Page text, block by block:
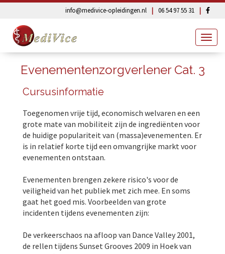
info@medivice-opleidingen.nl | 06 54 97 55 31 |
Evenementenzorgverlener Cat. 3
Cursusinformatie
Toegenomen vrije tijd, economisch welvaren en een
grote mate van mobiliteit zijn de ingrediënten voor
de huidige populariteit van (massa)evenementen. Er
is in relatief korte tijd een omvangrijke markt voor
evenementen ontstaan.
Evenementen brengen zekere risico's voor de
veiligheid van het publiek met zich mee. En soms
gaat het goed mis. Voorbeelden van grote
incidenten tijdens evenementen zijn:
De verkeerschaos na afloop van Dance Valley 2001,
de rellen tijdens Sunset Grooves 2009 in Hoek van